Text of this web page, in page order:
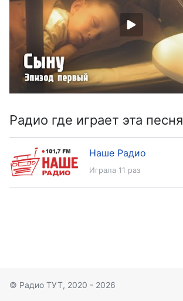
Радио где играет эта песня
Играла 11 раз
Наше Радио
© Радио ТУТ, 2020 - 2026